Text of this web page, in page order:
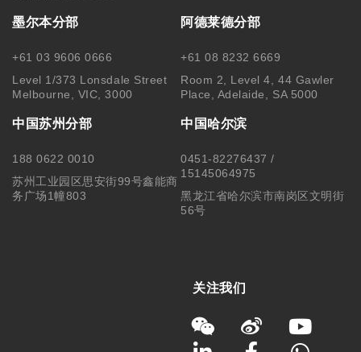
墨尔本分部
+61 03 9606 0666
Level 1/373 Lonsdale Street
Melbourne, VIC, 3000
阿德莱德分部
+61 08 8232 6669
Room 2, Level 4, 44 Gawler
Place, Adelaide, SA 5000
中国苏州分部
188 0622 0010
苏州工业园区思安街99号鑫能商
务广场1幢803
中国哈尔滨
0451-82276437 /
15145064975
黑龙江省哈尔滨市南岗区文明街
56号
关注我们